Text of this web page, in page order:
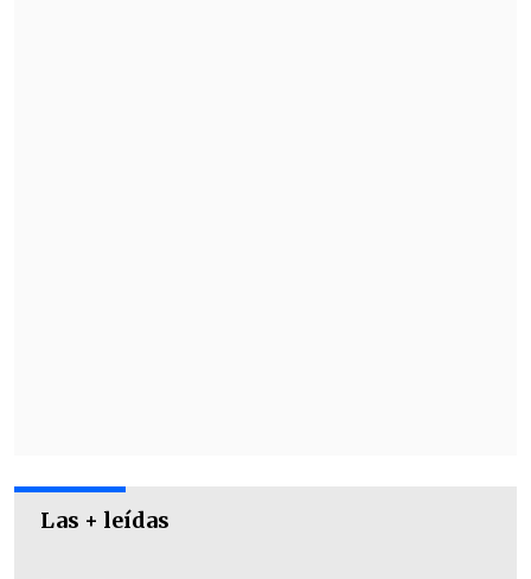
Las + leídas